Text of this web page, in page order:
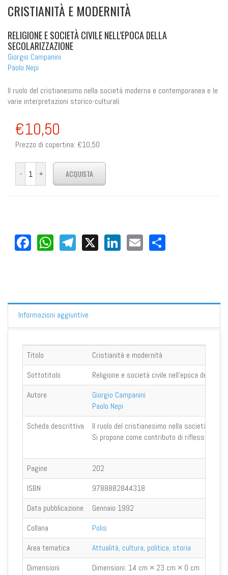
CRISTIANITÀ E MODERNITÀ
RELIGIONE E SOCIETÀ CIVILE NELL'EPOCA DELLA
SECOLARIZZAZIONE
Giorgio Campanini
Paolo Nepi
ll ruolo del cristianesimo nella società moderna e contemporanea e le
varie interpretazioni storico-culturali.
€10,50
Prezzo di copertina: €10,50
Facebook
WhatsApp
Telegram
X LinkedIn
Email
Informazioni aggiuntive
Titolo
Cristianità e modernità
Sottotitolo
Religione e società civile nell'epoca della
Autore
Giorgio Campanini
Paolo Nepi
Scheda descrittiva
ll ruolo del cristianesimo nella società
Si propone come contributo di riflessione
Pagine
202
ISBN
9788882844318
Data pubblicazione
Gennaio 1992
Collana
Polis
Area tematica
Attualità, cultura, politica, storia
Dimensioni
Dimensioni: 14 cm × 23 cm × 0 cm